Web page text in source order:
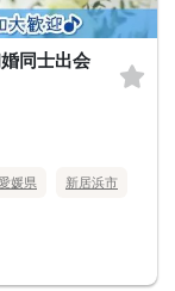
同士出会
媛県 新居浜市